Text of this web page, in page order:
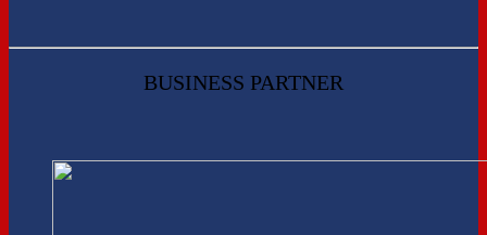
BUSINESS PARTNER